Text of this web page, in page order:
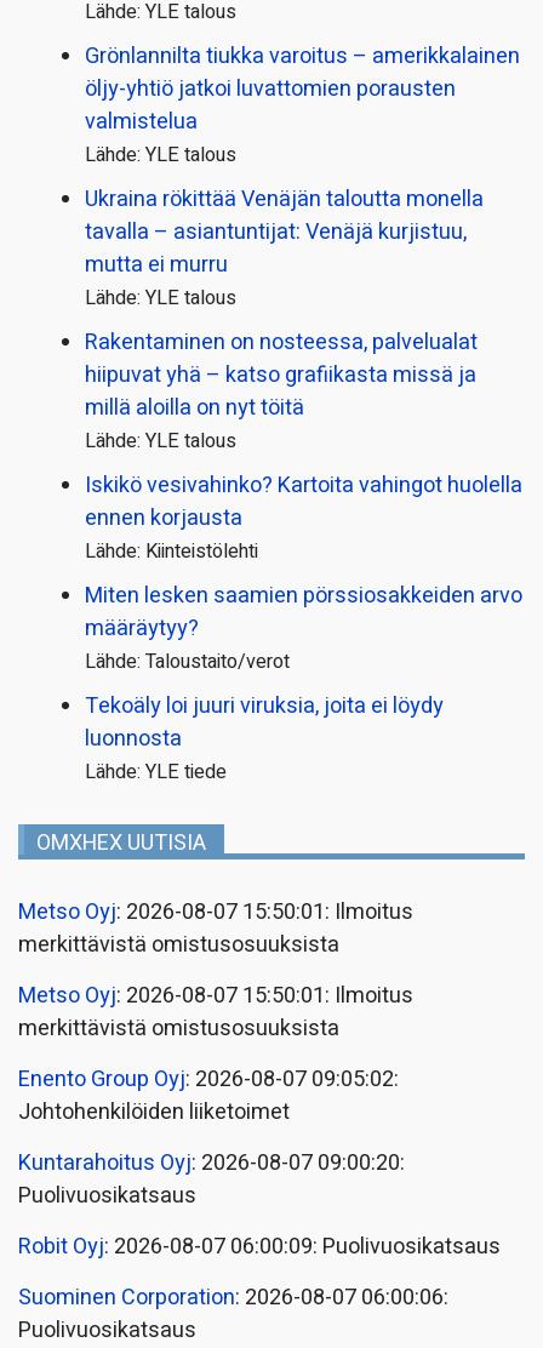
Lähde: YLE talous
Grönlannilta tiukka varoitus – amerikkalainen
öljy-yhtiö jatkoi luvattomien porausten
valmistelua
Lähde: YLE talous
Ukraina rökittää Venäjän taloutta monella
tavalla – asiantuntijat: Venäjä kurjistuu,
mutta ei murru
Lähde: YLE talous
Rakentaminen on nosteessa, palvelualat
hiipuvat yhä – katso grafiikasta missä ja
millä aloilla on nyt töitä
Lähde: YLE talous
Iskikö vesivahinko? Kartoita vahingot huolella
ennen korjausta
Lähde: Kiinteistölehti
Miten lesken saamien pörssi­osakkeiden arvo
määräytyy?
Lähde: Taloustaito/verot
Tekoäly loi juuri viruksia, joita ei löydy
luonnosta
Lähde: YLE tiede
OMXHEX UUTISIA
Metso Oyj: 2026-08-07 15:50:01: Ilmoitus
merkittävistä omistusosuuksista
Metso Oyj: 2026-08-07 15:50:01: Ilmoitus
merkittävistä omistusosuuksista
Enento Group Oyj: 2026-08-07 09:05:02:
Johtohenkilöiden liiketoimet
Kuntarahoitus Oyj: 2026-08-07 09:00:20:
Puolivuosikatsaus
Robit Oyj: 2026-08-07 06:00:09: Puolivuosikatsaus
Suominen Corporation: 2026-08-07 06:00:06:
Puolivuosikatsaus